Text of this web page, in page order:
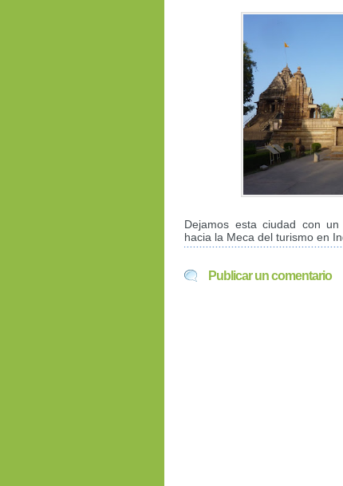
Dejamos esta ciudad con
hacia la Meca del turismo en
Publicar un comentario